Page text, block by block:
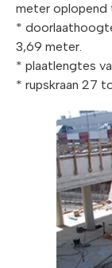
meter
*
3,69 meter.
* plaatlengtes
* rupskraan 27